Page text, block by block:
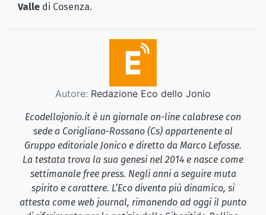
Valle di Cosenza.
Autore: Redazione Eco dello Jonio
Ecodellojonio.it è un giornale on-line calabrese con
sede a Corigliano-Rossano (Cs) appartenente al
Gruppo editoriale Jonico e diretto da Marco Lefosse.
La testata trova la sua genesi nel 2014 e nasce come
settimanale free press. Negli anni a seguire muta
spirito e carattere. L’Eco diventa più dinamico, si
attesta come web journal, rimanendo ad oggi il punto